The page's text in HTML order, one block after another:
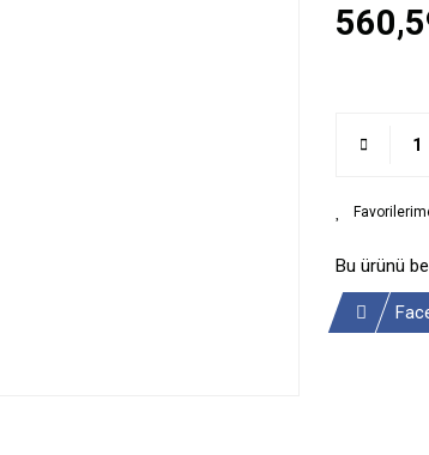
Bu ürünü